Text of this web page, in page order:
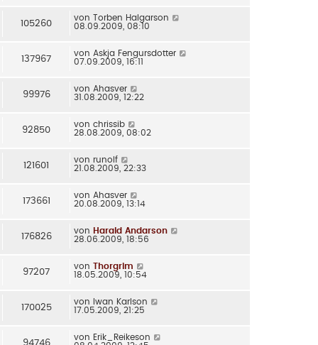
105260
von Torben Halgarson
08.09.2009, 08:10
137967
von Askja Fengursdotter
07.09.2009, 16:11
99976
von Ahasver
31.08.2009, 12:22
92850
von chrissib
28.08.2009, 08:02
121601
von runolf
21.08.2009, 22:33
173661
von Ahasver
20.08.2009, 13:14
176826
von Harald Andarson
28.06.2009, 18:56
97207
von Thorgrim
18.05.2009, 10:54
170025
von
Iwan Karlson
17.05.2009, 21:25
94746
von Erik_Reikeson